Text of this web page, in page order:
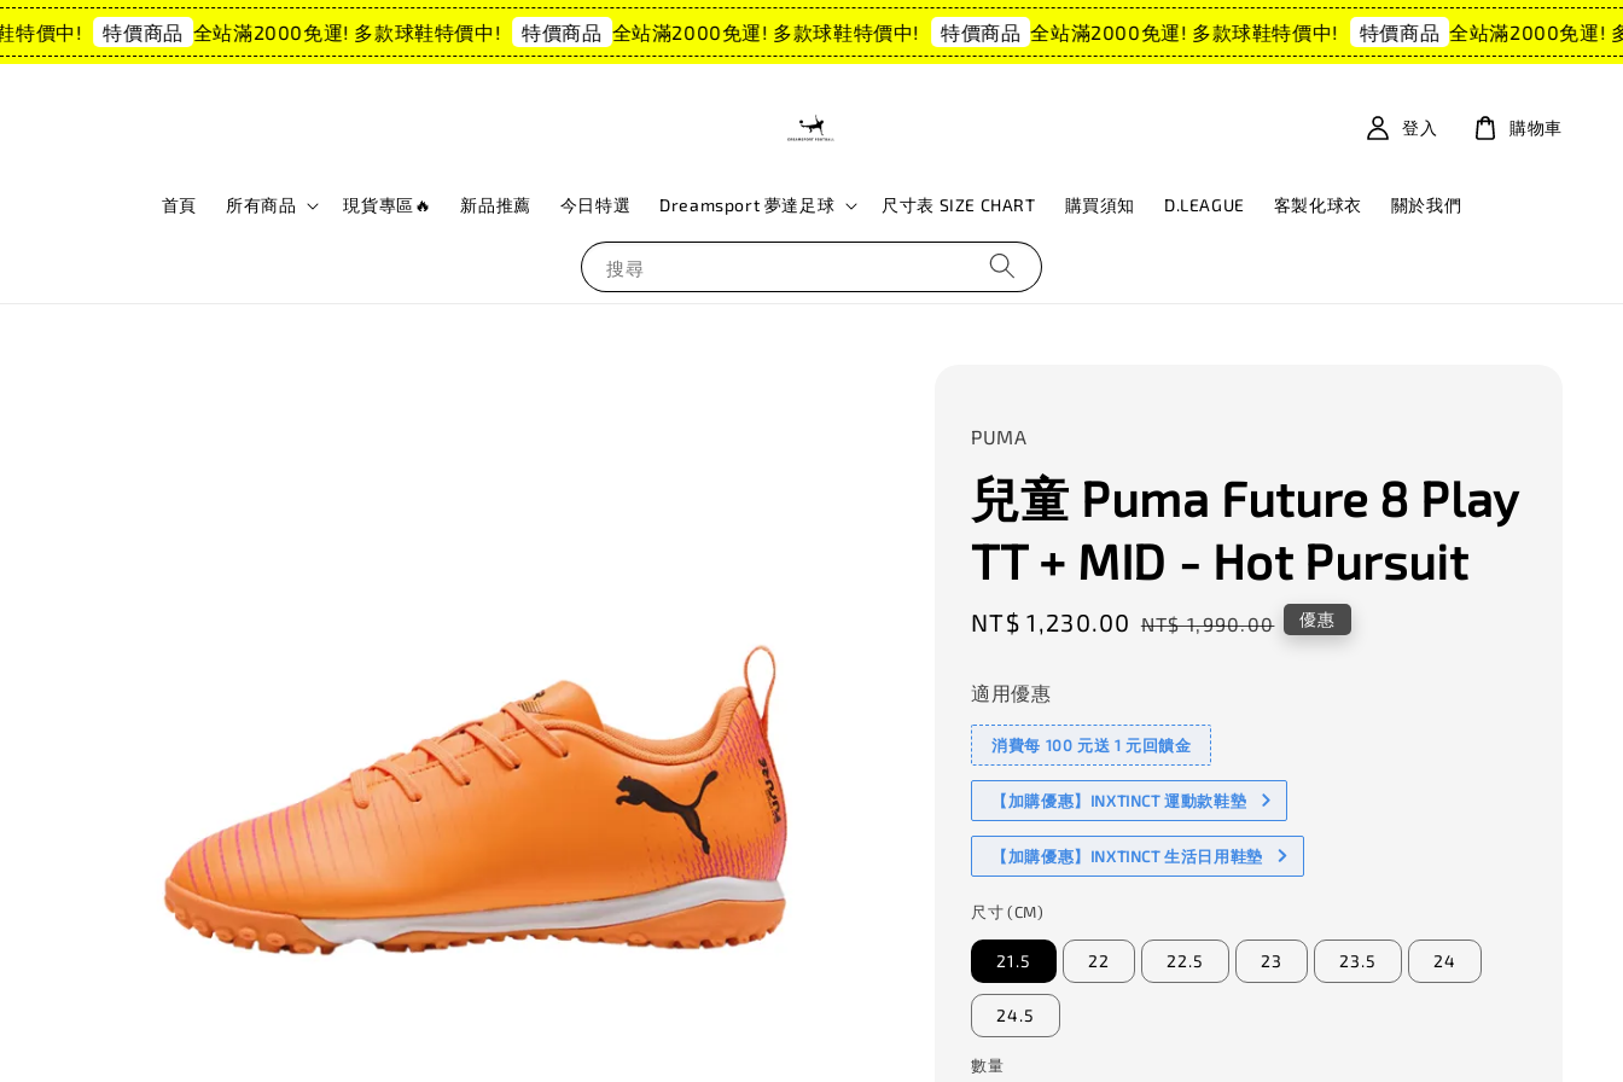
價中! 特價商品 全站滿2000免運! 多款球鞋特價中! 特價商品 全站滿2000免運! 多款球鞋特價中! 特價商品 全站滿2000免運! 多款球鞋特價中! 特價商品 全站滿2000免運! 多
搜尋
首頁 所有商品 現貨專區🔥 新品推薦 今日特選 Dreamsport 夢達足球 尺寸表 SIZE CHART 購買須知 D.LEAGUE 客製化球衣 關於我們
登入 購物車
PUMA
兒童 Puma Future 8 Play
TT + MID - Hot Pursuit
Sale
NT$ 1,230.00 Regular
NT$ 1,990.00 優惠
適用優惠
消費每 100 元送 1 元回饋金
【加購優惠】INXTINCT 運動款鞋墊
【加購優惠】INXTINCT 生活日用鞋墊
尺寸 (CM)
21.5 22 22.5 23 23.5 24
24.5
數量